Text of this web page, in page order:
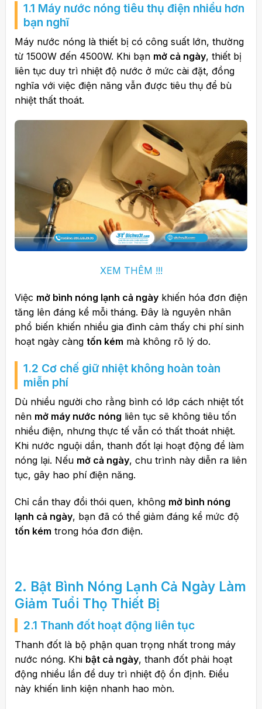
1.1 Máy nước nóng tiêu thụ điện nhiều hơn
bạn nghĩ
Máy nước nóng là thiết bị có công suất lớn, thường
từ 1500W đến 4500W. Khi bạn mở cả ngày, thiết bị
liên tục duy trì nhiệt độ nước ở mức cài đặt, đồng
nghĩa với việc điện năng vẫn được tiêu thụ để bù
nhiệt thất thoát.
XEM THÊM !!!
Việc mở bình nóng lạnh cả ngàykhiến hóa đơn điện
tăng lên đáng kể mỗi tháng. Đây là nguyên nhân
phổ biến khiến nhiều gia đình cảm thấy chi phí sinh
hoạt ngày càng tốn kém mà không rõ lý do.
1.2 Cơ chế giữ nhiệt không hoàn toàn
miễn phí
Dù nhiều người cho rằng bình có lớp cách nhiệt tốt
nên mở máy nước nóng liên tục sẽ không tiêu tốn
nhiều điện, nhưng thực tế vẫn có thất thoát nhiệt.
Khi nước nguội dần, thanh đốt lại hoạt động để làm
nóng lại. Nếu mở cả ngày, chu trình này diễn ra liên
tục, gây hao phí điện năng.
Chỉ cần thay đổi thói quen, không mở bình nóng
lạnh cả ngày, bạn đã có thể giảm đáng kể mức độ
tốn kém trong hóa đơn điện.
2. Bật Bình Nóng Lạnh Cả Ngày Làm
Giảm Tuổi Thọ Thiết Bị
2.1 Thanh đốt hoạt động liên tục
Thanh đốt là bộ phận quan trọng nhất trong máy
nước nóng. Khi bật cả ngày, thanh đốt phải hoạt
động nhiều lần để duy trì nhiệt độ ổn định. Điều
này khiến linh kiện nhanh hao mòn.